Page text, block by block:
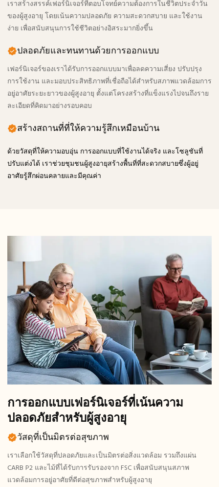
เราสร้างสรรค์เฟอร์นิเจอร์ที่ตอบโจทย์ความต้องการในชีวิตประจำวัน
ของผู้สูงอายุ โดยเน้นความปลอดภัย ความสะดวกสบาย และใช้งาน
ง่าย เพื่อสนับสนุนการใช้ชีวิตอย่างอิสระมากยิ่งขึ้น
ปลอดภัยและทนทานด้วยการออกแบบ
เฟอร์นิเจอร์ของเราได้รับการออกแบบมาเพื่อลดความเสี่ยง ปรับปรุง
การใช้งาน และมอบประสิทธิภาพที่เชื่อถือได้สำหรับสภาพแวดล้อมการ
อยู่อาศัยระยะยาวของผู้สูงอายุ ตั้งแต่โครงสร้างที่แข็งแรงไปจนถึงราย
ละเอียดที่คิดมาอย่างรอบคอบ
สร้างสถานที่ที่ให้ความรู้สึกเหมือนบ้าน
ด้วยวัสดุที่ให้ความอบอุ่น การออกแบบที่ใช้งานได้จริง และโซลูชันที่
ปรับแต่งได้ เราช่วยชุมชนผู้สูงอายุสร้างพื้นที่ที่สะดวกสบายซึ่งผู้อยู่
อาศัยรู้สึกผ่อนคลายและมีคุณค่า
การออกแบบเฟอร์นิเจอร์ที่เน้นความ
ปลอดภัยสำหรับผู้สูงอายุ
วัสดุที่เป็นมิตรต่อสุขภาพ
เราเลือกใช้วัสดุที่ปลอดภัยและเป็นมิตรต่อสิ่งแวดล้อม รวมถึงแผ่น
CARB P2 และไม้ที่ได้รับการรับรองจาก FSC เพื่อสนับสนุนสภาพ
แวดล้อมการอยู่อาศัยที่ดีต่อสุขภาพสำหรับผู้สูงอายุ